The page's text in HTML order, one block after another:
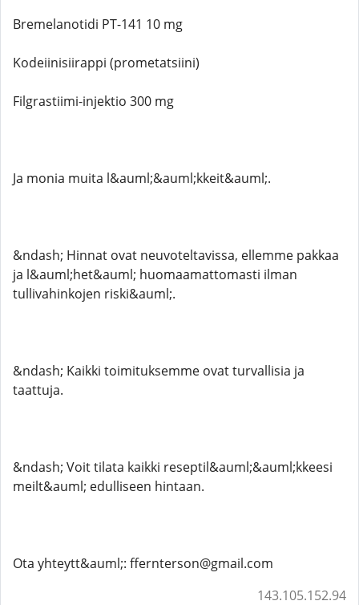
Bremelanotidi PT-141 10 mg
Kodeiinisiirappi (prometatsiini)
Filgrastiimi-injektio 300 mg
Ja monia muita l&auml;&auml;kkeit&auml;.
&ndash; Hinnat ovat neuvoteltavissa, ellemme pakkaa
ja l&auml;het&auml; huomaamattomasti ilman
tullivahinkojen riski&auml;.
&ndash; Kaikki toimituksemme ovat turvallisia ja
taattuja.
&ndash; Voit tilata kaikki reseptil&auml;&auml;kkeesi
meilt&auml; edulliseen hintaan.
Ota yhteytt&auml;: ffernterson@gmail.com
143.105.152.94